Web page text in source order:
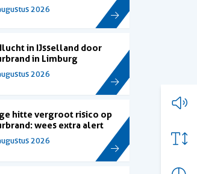
2026
in IJsselland door
in Limburg
2026
hitte vergroot risico op
wees extra alert
2026